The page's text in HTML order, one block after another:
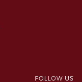
FOLLOW